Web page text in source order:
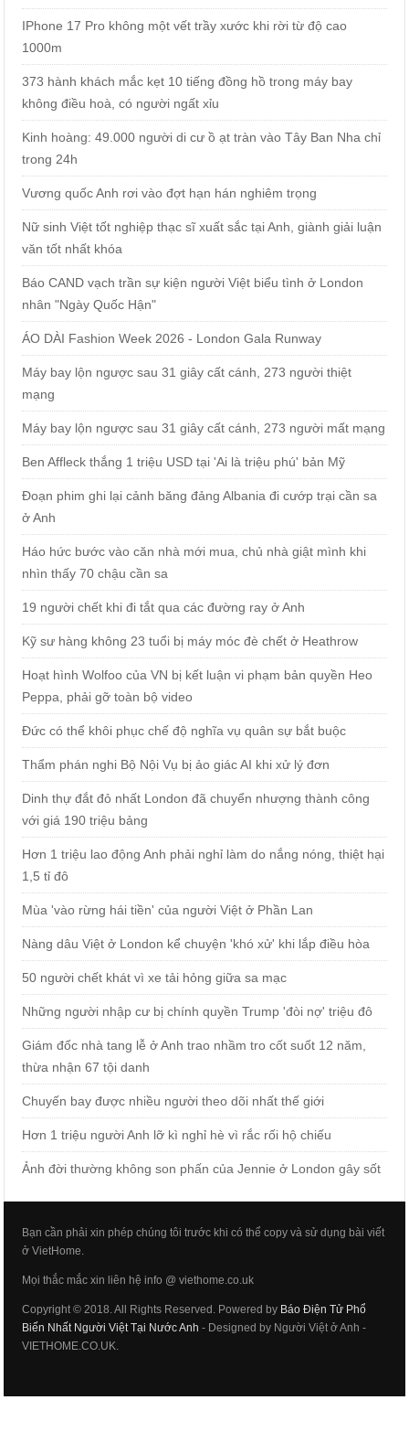
IPhone 17 Pro không một vết trầy xước khi rời từ độ cao
1000m
373 hành khách mắc kẹt 10 tiếng đồng hồ trong máy bay
không điều hoà, có người ngất xỉu
Kinh hoàng: 49.000 người di cư ồ ạt tràn vào Tây Ban Nha chỉ
trong 24h
Vương quốc Anh rơi vào đợt hạn hán nghiêm trọng
Nữ sinh Việt tốt nghiệp thạc sĩ xuất sắc tại Anh, giành giải luận
văn tốt nhất khóa
Báo CAND vạch trần sự kiện người Việt biểu tình ở London
nhân "Ngày Quốc Hận"
ÁO DÀI Fashion Week 2026 - London Gala Runway
Máy bay lộn ngược sau 31 giây cất cánh, 273 người thiệt
mạng
Máy bay lộn ngược sau 31 giây cất cánh, 273 người mất mạng
Ben Affleck thắng 1 triệu USD tại 'Ai là triệu phú' bản Mỹ
Đoạn phim ghi lại cảnh băng đảng Albania đi cướp trại cần sa
ở Anh
Háo hức bước vào căn nhà mới mua, chủ nhà giật mình khi
nhìn thấy 70 chậu cần sa
19 người chết khi đi tắt qua các đường ray ở Anh
Kỹ sư hàng không 23 tuổi bị máy móc đè chết ở Heathrow
Hoạt hình Wolfoo của VN bị kết luận vi phạm bản quyền Heo
Peppa, phải gỡ toàn bộ video
Đức có thể khôi phục chế độ nghĩa vụ quân sự bắt buộc
Thẩm phán nghi Bộ Nội Vụ bị ảo giác AI khi xử lý đơn
Dinh thự đắt đỏ nhất London đã chuyển nhượng thành công
với giá 190 triệu bảng
Hơn 1 triệu lao động Anh phải nghỉ làm do nắng nóng, thiệt hại
1,5 tỉ đô
Mùa 'vào rừng hái tiền' của người Việt ở Phần Lan
Nàng dâu Việt ở London kể chuyện 'khó xử' khi lắp điều hòa
50 người chết khát vì xe tải hỏng giữa sa mạc
Những người nhập cư bị chính quyền Trump 'đòi nợ' triệu đô
Giám đốc nhà tang lễ ở Anh trao nhầm tro cốt suốt 12 năm,
thừa nhận 67 tội danh
Chuyến bay được nhiều người theo dõi nhất thế giới
Hơn 1 triệu người Anh lỡ kì nghỉ hè vì rắc rối hộ chiếu
Ảnh đời thường không son phấn của Jennie ở London gây sốt
Bạn cần phải xin phép chúng tôi trước khi có thể copy và sử dụng bài viết
ở VietHome.
Mọi thắc mắc xin liên hệ info @ viethome.co.uk
Copyright © 2018. All Rights Reserved. Powered by Báo Điện Tử Phổ
Biến Nhất Người Việt Tại Nước Anh - Designed by Người Việt ở Anh -
VIETHOME.CO.UK.